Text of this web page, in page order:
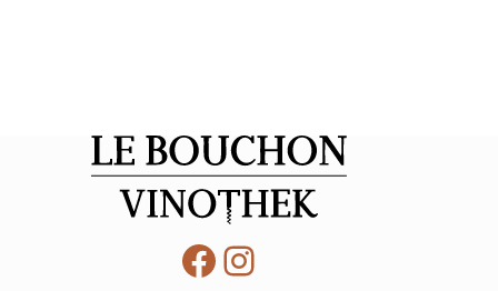
Facebook
Instagram